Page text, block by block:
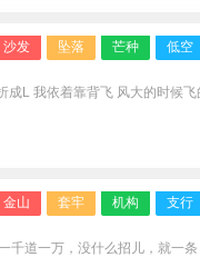
沙发 坠落 芒种 低空
成L 我依着靠背飞 风大的时候
金山 套牢 机构 支行
千道一万，没什么招儿，就一